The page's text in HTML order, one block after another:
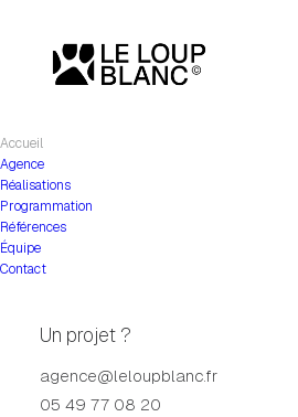
Accueil
Agence
Réalisations
Programmation
Références
Équipe
Contact
Un projet ?
agence@leloupblanc.fr
05 49 77 08 20